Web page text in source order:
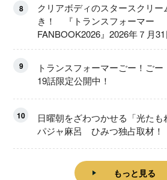
8
クリアボディのスタースクリー
き！ 『トランスフォーマー
FANBOOK2026』2026年７月31
9
トランスフォーマーごー！ご
19話限定公開中！
10
日曜朝をざわつかせる「光たも
パジャ麻呂 ひみつ独占取材！
もっと見る